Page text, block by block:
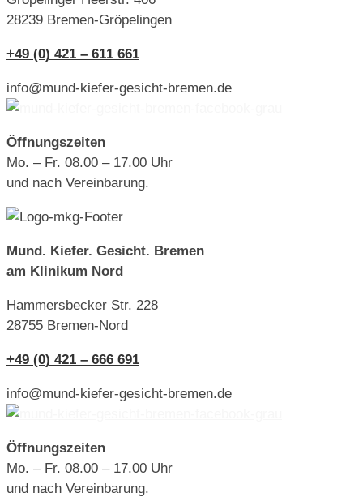
28239 Bremen-Gröpelingen
+49 (0) 421 – 611 661
info@mund-kiefer-gesicht-bremen.de
Öffnungszeiten
Mo. – Fr. 08.00 – 17.00 Uhr
und nach Vereinbarung.
Mund. Kiefer. Gesicht. Bremen
am Klinikum Nord
Hammersbecker Str. 228
28755 Bremen-Nord
+49 (0) 421 – 666 691
info@mund-kiefer-gesicht-bremen.de
Öffnungszeiten
Mo. – Fr. 08.00 – 17.00 Uhr
und nach Vereinbarung.